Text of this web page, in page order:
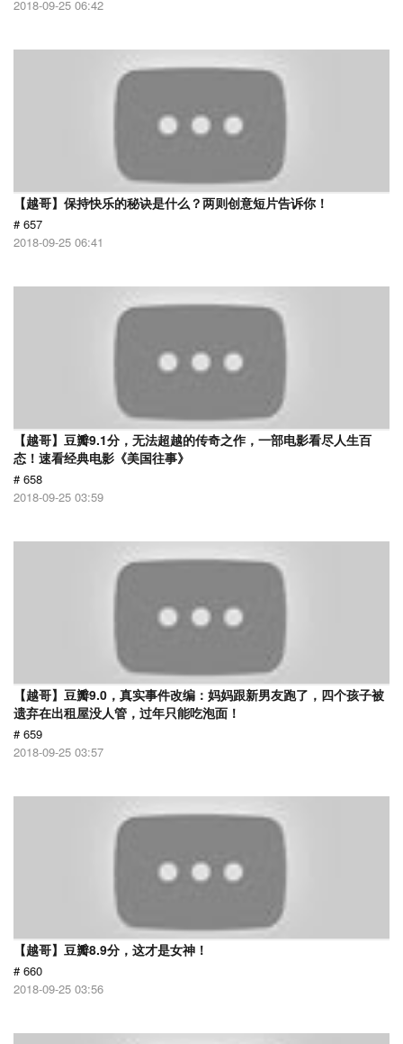
2018-09-25 06:42
【越哥】保持快乐的秘诀是什么？两则创意短片告诉你！
# 657
2018-09-25 06:41
【越哥】豆瓣9.1分，无法超越的传奇之作，一部电影看尽人生百
态！速看经典电影《美国往事》
# 658
2018-09-25 03:59
【越哥】豆瓣9.0，真实事件改编：妈妈跟新男友跑了，四个孩子被
遗弃在出租屋没人管，过年只能吃泡面！
# 659
2018-09-25 03:57
【越哥】豆瓣8.9分，这才是女神！
# 660
2018-09-25 03:56